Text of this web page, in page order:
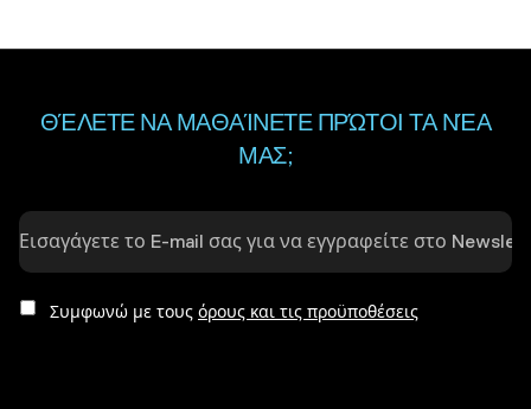
ΘΈΛΕΤΕ ΝΑ ΜΑΘΑΊΝΕΤΕ ΠΡΏΤΟΙ ΤΑ ΝΈΑ
ΜΑΣ;
Συμφωνώ με τους όρους και τις προϋποθέσεις